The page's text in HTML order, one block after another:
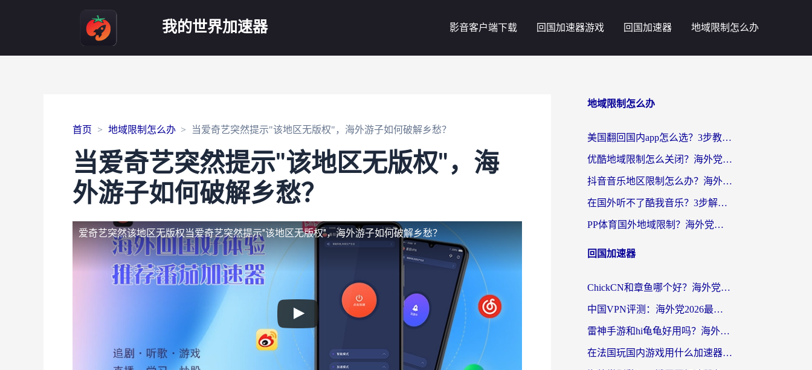
我的世界加速器 影音客户端下载 回国加速器游戏 回国加速器 地域限制怎么办
首页 地域限制怎么办 当爱奇艺突然提示"该地区无版权"，海外游子如何破解乡愁？
当爱奇艺突然提示"该地区无版权"，海
外游子如何破解乡愁？
爱奇艺突然该地区无版权当爱奇艺突然提示"该地区无版权"，海外游子如何破解乡愁？
地域限制怎么办
美国翻回国内app怎么选？3步教你无缝刷剧、登12123、访问国内网站
优酷地域限制怎么关闭？海外党亲测有效的追剧加速器选择指南
抖音音乐地区限制怎么办？海外党亲测有效的听歌自由指南
在国外听不了酷我音乐？3步解除手机酷我音乐海外限制，附实测好用加速器
PP体育国外地域限制？海外党看球终极方案：从欧洲杯到奥运会，中文解说不卡顿！
回国加速器
ChickCN和章鱼哪个好？海外党选回国加速器的3个关键维度 + 实用避坑指南
中国VPN评测：海外党2026最全回国加速器选择指南，告别地区限制不踩坑
雷神手游和hi龟龟好用吗？海外党亲测3款回国加速器，教你选对国外到国内加速器
在法国玩国内游戏用什么加速器？2026实测解决延迟卡顿的实用指南